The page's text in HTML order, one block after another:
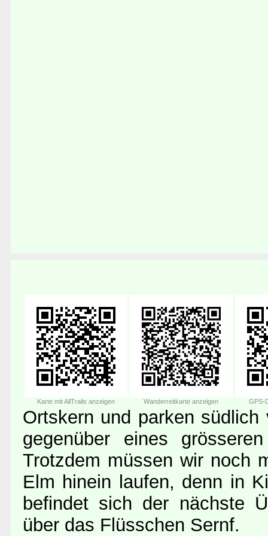
Karte mit AllTrails anzeigen Wanderreitkarte anzeigen GPS-
Ortskern und parken südlich
gegenüber eines
Trotzdem müssen wir noch
Elm hinein laufen, denn in
befindet sich der nächste
über das Flüsschen Sernf.